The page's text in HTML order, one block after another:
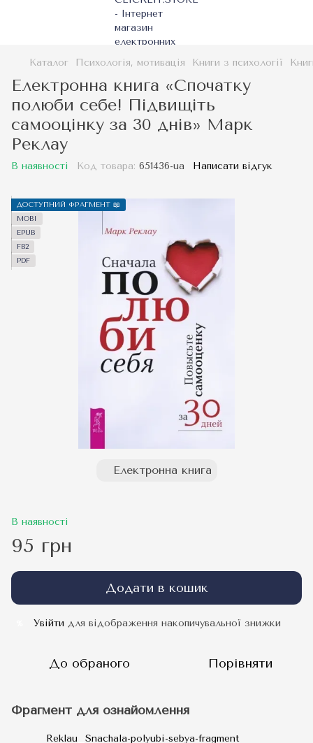
Каталог Психологія, мотивація Книги з психології
Електронна книга «Спочатку
полюби себе! Підвищіть
самооцінку за 30 днів» Марк
Реклау
В наявності Код товара: 651436-ua Написати відгук
ДОСТУПНИЙ ФРАГМЕНТ 📖
MOBI
EPUB
FB2
PDF
Електронна книга
В наявності
95 грн
Додати в кошик
Увійти для відображення накопичувальної знижки
До обраного Порівняти
Фрагмент для ознайомлення
Reklau_Snachala-polyubi-sebya-fragment